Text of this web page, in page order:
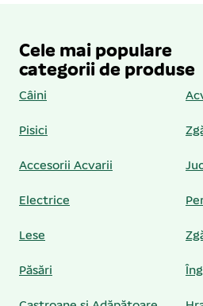
Cele mai populare
categorii de produse
Câini
Pisici
Accesorii Acvarii
Electrice
Lese
Păsări